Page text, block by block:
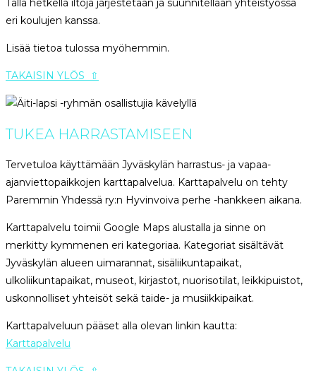
Tällä hetkellä iltoja järjestetään ja suunnitellaan yhteistyössä
eri koulujen kanssa.
Lisää tietoa tulossa myöhemmin.
TAKAISIN YLÖS ⇧
TUKEA HARRASTAMISEEN
Tervetuloa käyttämään Jyväskylän harrastus- ja vapaa-
ajanviettopaikkojen karttapalvelua. Karttapalvelu on tehty
Paremmin Yhdessä ry:n Hyvinvoiva perhe -hankkeen aikana.
Karttapalvelu toimii Google Maps alustalla ja sinne on
merkitty kymmenen eri kategoriaa. Kategoriat sisältävät
Jyväskylän alueen uimarannat, sisäliikuntapaikat,
ulkoliikuntapaikat, museot, kirjastot, nuorisotilat, leikkipuistot,
uskonnolliset yhteisöt sekä taide- ja musiikkipaikat.
Karttapalveluun pääset alla olevan linkin kautta:
Karttapalvelu